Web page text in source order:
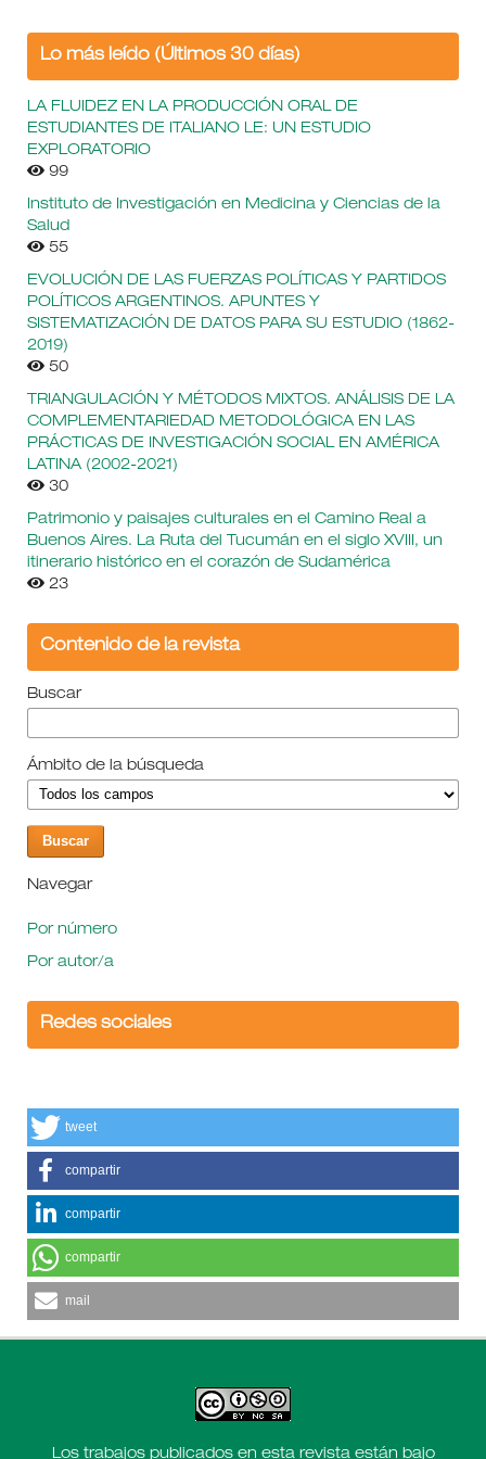
Lo más leído (Últimos 30 días)
LA FLUIDEZ EN LA PRODUCCIÓN ORAL DE
ESTUDIANTES DE ITALIANO LE: UN ESTUDIO
EXPLORATORIO
99
Instituto de Investigación en Medicina y Ciencias de la
Salud
55
EVOLUCIÓN DE LAS FUERZAS POLÍTICAS Y PARTIDOS
POLÍTICOS ARGENTINOS. APUNTES Y
SISTEMATIZACIÓN DE DATOS PARA SU ESTUDIO (1862-
2019)
50
TRIANGULACIÓN Y MÉTODOS MIXTOS. ANÁLISIS DE LA
COMPLEMENTARIEDAD METODOLÓGICA EN LAS
PRÁCTICAS DE INVESTIGACIÓN SOCIAL EN AMÉRICA
LATINA (2002-2021)
30
Patrimonio y paisajes culturales en el Camino Real a
Buenos Aires. La Ruta del Tucumán en el siglo XVIII, un
itinerario histórico en el corazón de Sudamérica
23
Contenido de la revista
Buscar
Ámbito de la búsqueda
Navegar
Por número
Por autor/a
Redes sociales
tweet
compartir
compartir
compartir
mail
Los trabajos publicados en esta revista están bajo